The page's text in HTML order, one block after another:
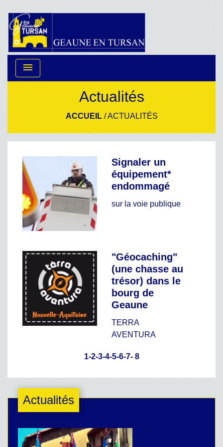
menu
Actualités
ACCUEIL/ACTUALITÉS
Signaler un
équipement*
endommagé
sur la voie publique
"Géocaching"
(une chasse au
trésor) dans le
bourg de
Geaune
TERRA
AVENTURA
1-2-3-4-5-6-7- 8
Actualités